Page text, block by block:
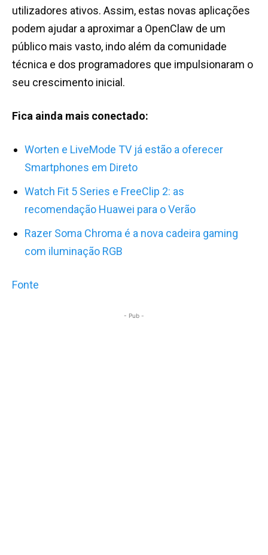
utilizadores ativos. Assim, estas novas aplicações
podem ajudar a aproximar a OpenClaw de um
público mais vasto, indo além da comunidade
técnica e dos programadores que impulsionaram o
seu crescimento inicial.
Fica ainda mais conectado:
Worten e LiveMode TV já estão a oferecer
Smartphones em Direto
Watch Fit 5 Series e FreeClip 2: as
recomendação Huawei para o Verão
Razer Soma Chroma é a nova cadeira gaming
com iluminação RGB
Fonte
- Pub -